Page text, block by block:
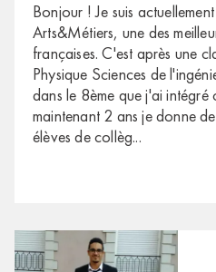
Bonjour ! Je suis
Arts&Métiers, une des
françaises. C'est après une
Physique Sciences de
dans le 8ème que j'ai intégré
maintenant 2 ans je donne
élèves de collèg...